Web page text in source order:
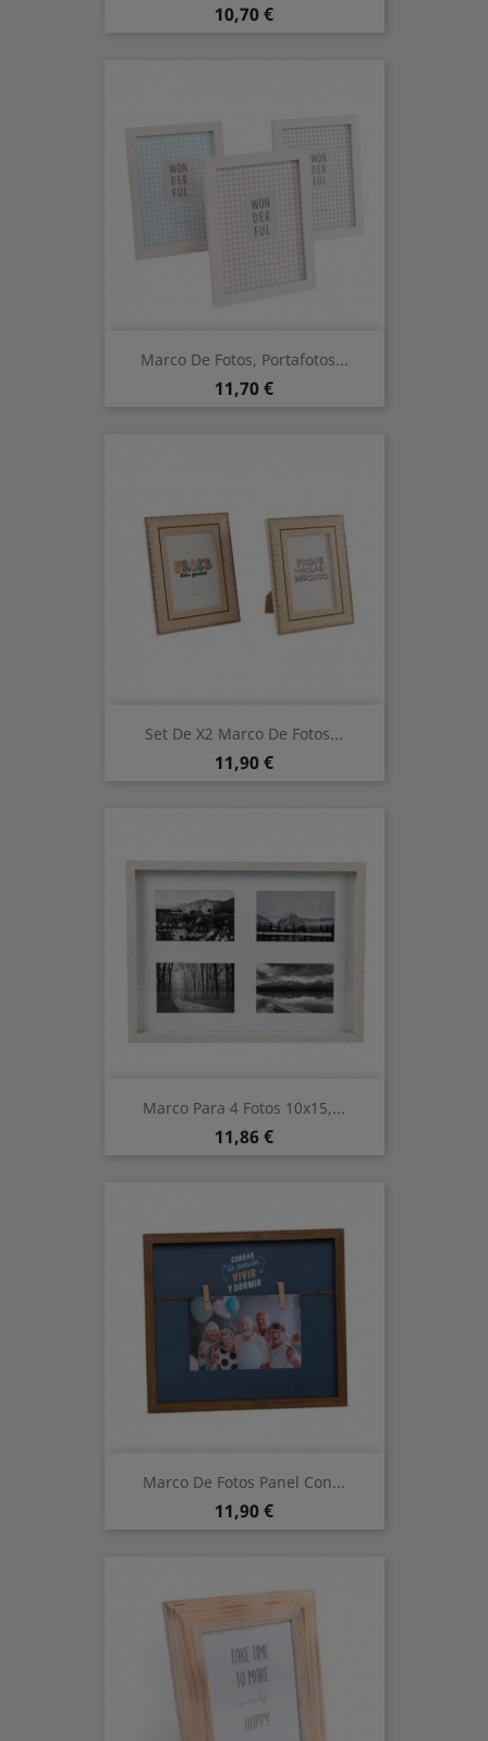
Prix
10,70 €
Marco De Fotos, Portafotos...
Prix
11,70 €
Set De X2 Marco De Fotos...
Prix
11,90 €
Marco Para 4 Fotos 10x15,...
Prix
11,86 €
Marco De Fotos Panel Con...
Prix
11,90 €